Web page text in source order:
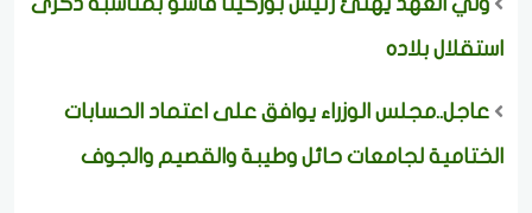
استقلال بلاده
عاجل..مجلس الوزراء يوافق على اعتماد الحسابات
الختامية لجامعات حائل وطيبة والقصيم والجوف